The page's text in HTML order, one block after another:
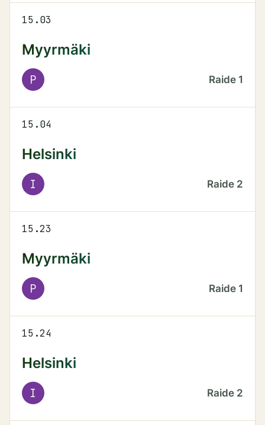
15.03
Myyrmäki
P Raide 1
15.04
Helsinki
I Raide 2
15.23
Myyrmäki
P Raide 1
15.24
Helsinki
I Raide 2